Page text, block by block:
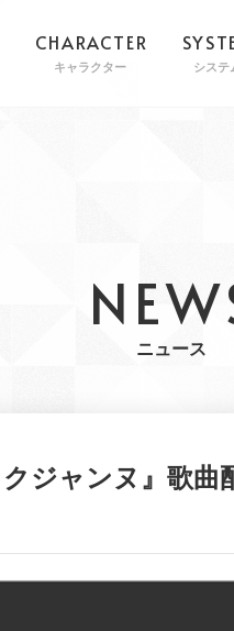
CHARACTER
キャラクター システ
ニュース
ジャンヌ』歌曲